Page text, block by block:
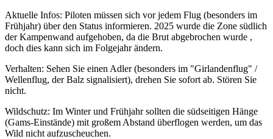
Aktuelle Infos: Piloten müssen sich vor jedem Flug (besonders im
Frühjahr) über den Status informieren. 2025 wurde die Zone südlich
der Kampenwand aufgehoben, da die Brut abgebrochen wurde ,
doch dies kann sich im Folgejahr ändern.
Verhalten: Sehen Sie einen Adler (besonders im "Girlandenflug" /
Wellenflug, der Balz signalisiert), drehen Sie sofort ab. Stören Sie
nicht.
Wildschutz: Im Winter und Frühjahr sollten die südseitigen Hänge
(Gams-Einstände) mit großem Abstand überflogen werden, um das
Wild nicht aufzuscheuchen.